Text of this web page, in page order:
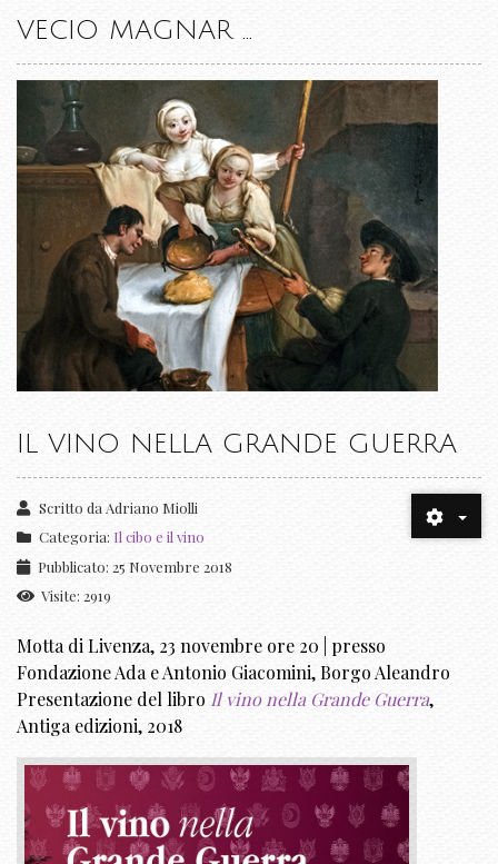
VECIO MAGNAR ...
IL VINO NELLA GRANDE GUERRA
Scritto da Adriano Miolli
Categoria: Il cibo e il vino
Pubblicato: 25 Novembre 2018
Visite: 2919
Motta di Livenza, 23 novembre ore 20 | presso
Fondazione Ada e Antonio Giacomini, Borgo Aleandro
Presentazione del libro Il vino nella Grande Guerra,
Antiga edizioni, 2018